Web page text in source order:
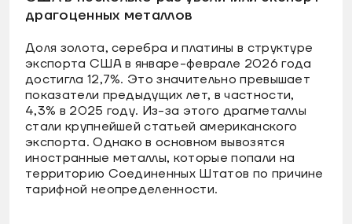
драгоценных металлов
Доля золота, серебра и платины в структуре
экспорта США в январе-феврале 2026 года
достигла 12,7%. Это значительно превышает
показатели предыдущих лет, в частности,
4,3% в 2025 году. Из-за этого драгметаллы
стали крупнейшей статьей американского
экспорта. Однако в основном вывозятся
иностранные металлы, которые попали на
территорию Соединенных Штатов по причине
тарифной неопределенности.